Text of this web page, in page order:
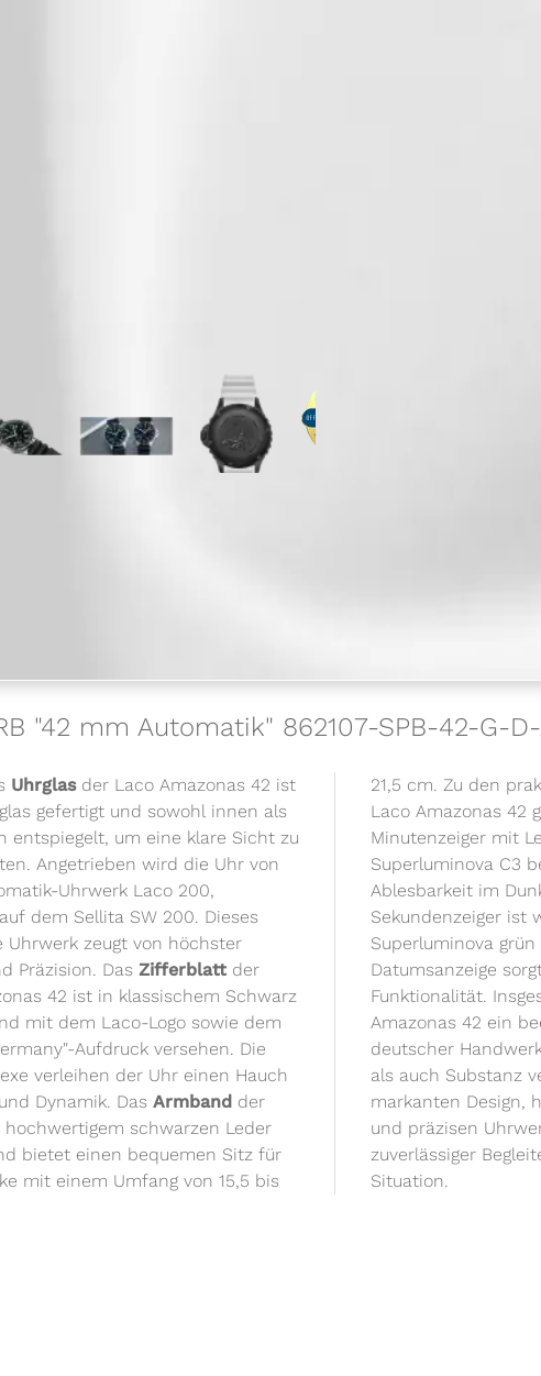
"42 mm Automatik" 862107-SPB-42-G-
Uhrglasder Laco Amazonas 42 ist
gefertigt und sowohl innen als
entspiegelt, um eine klare Sicht zu
Angetrieben wird die Uhr von
Uhrwerk Laco 200,
dem Sellita SW 200. Dieses
Uhrwerk zeugt von höchster
Präzision. DasZifferblatt der
42 ist in klassischem Schwarz
mit dem Laco-Logo sowie dem
Aufdruck versehen. Die
verleihen der Uhr einen Hauch
Dynamik. DasArmband der
hochwertigem schwarzen Leder
bietet einen bequemen Sitz für
mit einem Umfang von 15,5 bis
21,5 cm. Zu den
Laco Amazonas 42
Minutenzeiger mit
Superluminova C3
Ablesbarkeit im
Sekundenzeiger ist
Superluminova
Datumsanzeige
Funktionalität.
Amazonas 42 ein
deutscher
als auch Substanz
markanten Design,
und präzisen
zuverlässiger
Situation.